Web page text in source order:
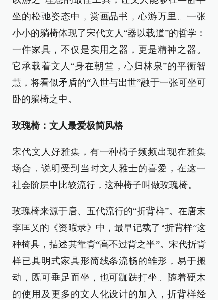
坐的松弛姿态中，赏画品书，心游万里。一张
小小的躺椅体现了宋代文人“器以载道”的哲学：
一件家具，不仅是实用之器，更是精神之器。
它承载着文人“身在朝堂，心归林泉”的平衡智
慧，将看似矛盾的“入世与出世”融于一张可坐可
卧的躺椅之中。
玫瑰椅：文人最爱极简风格
宋代文人好雅集，有一种椅子频频出现在雅集
场合，说明受到当时文人雅士的喜爱，在这一
社会阶层中比较流行，这种椅子叫做玫瑰椅。
玫瑰椅来源于唐、五代流行的“折背样”。在唐末
李匡乂的《资暇录》中，最早记载了“折背样”这
种椅具，描述其靠背“高不过背之半”。宋代折背
样已具明式家具形简线条流畅的雏形，易于搬
动，既可垂足而坐，也可跏趺打坐。随着硬木
的使用及更多的文人化设计的加入，折背样经